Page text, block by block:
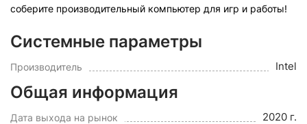
соберите производительный компьютер для игр и работы!
Системные параметры
Производитель Intel
Общая информация
Дата выхода на рынок 2020 г.